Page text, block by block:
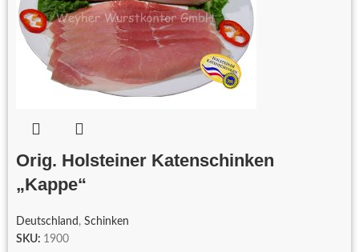
Orig. Holsteiner Katenschinken
„Kappe“
Deutschland , Schinken
SKU: 1900